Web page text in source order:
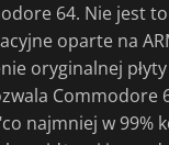
64. Nie jest
oparte na
oryginalnej płyty
Commodore
najmniej w 99%